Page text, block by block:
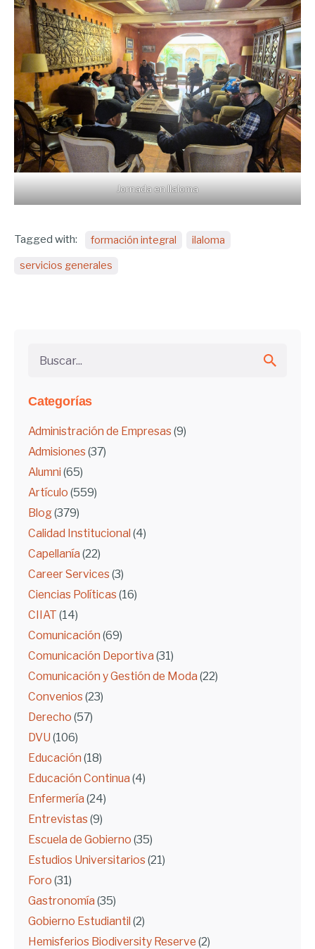
Categorías
Administración de Empresas (9)
Admisiones (37)
Alumni (65)
Artículo (559)
Blog(379)
Calidad Institucional (4)
Capellanía (22)
Career Services (3)
Ciencias Políticas (16)
CIIAT (14)
Comunicación (69)
Comunicación Deportiva (31)
Comunicación y Gestión de Moda (22)
Convenios (23)
Derecho (57)
DVU (106)
Educación (18)
Educación Continua (4)
Enfermería (24)
Entrevistas (9)
Escuela de Gobierno (35)
Estudios Universitarios (21)
Foro (31)
Gastronomía (35)
Gobierno Estudiantil (2)
Hemisferios Biodiversity Reserve (2)
Jornada en Ilaloma
Tagged with: formación integral ilaloma
servicios generales